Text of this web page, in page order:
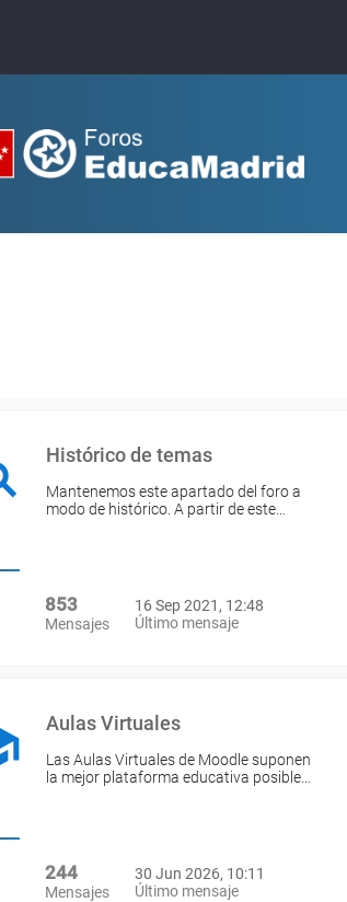
Histórico de temas
Mantenemos este apartado del foro a
modo de histórico. A partir de este…
853
Mensajes
16 Sep 2021, 12:48
Último mensaje
Aulas Virtuales
Las Aulas Virtuales de Moodle suponen
la mejor plataforma educativa posible…
244
Mensajes
30 Jun 2026, 10:11
Último mensaje